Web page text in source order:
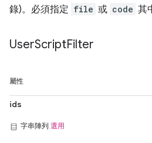
錄)。必須指定 file 或 code 其
UserScriptFilter
屬性
ids
字串陣列 選用